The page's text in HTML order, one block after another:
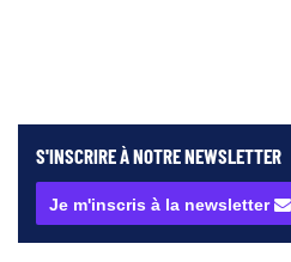
S'INSCRIRE À NOTRENEWSLETTER
Je m'inscris à la newsletter